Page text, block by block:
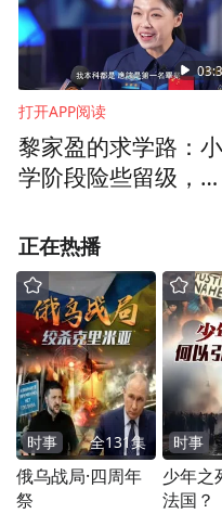
为验证这一理论物
就开始带领研究团
磁场条件下的实现
量子反常霍尔效应
要一种具备拓扑特
“这是一种三不像的
大部分铁磁材料都
难实现铁磁性，以
存。这就相当于，
能运动员’一样的材
基于这些要求，薛
打开APP阅读
黎家盈的求学路：小
学阶段险些留级，港
界开阔
正在热播
时事 全131集
俄乌战局·四周年
祭
时事
少年之
法国？